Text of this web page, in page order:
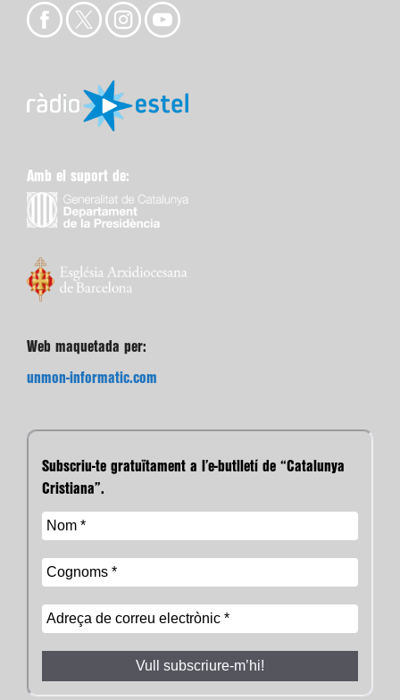
Amb el suport de:
Web maquetada per:
unmon-informatic.com
Subscriu-te gratuïtament a l’e-butlletí de “Catalunya
Cristiana”.